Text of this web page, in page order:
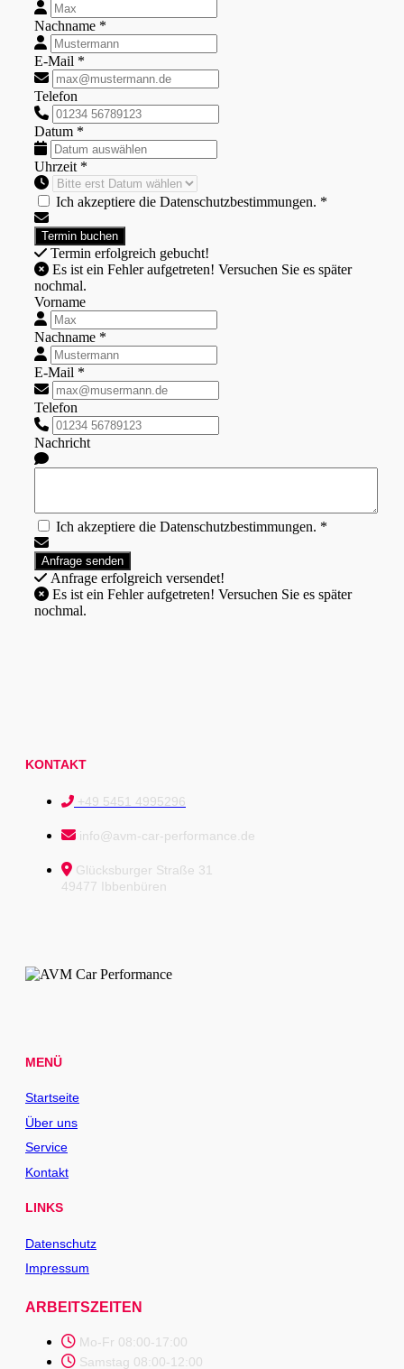
Nachname *
E-Mail *
Telefon
Datum *
Uhrzeit *
Ich akzeptiere die Datenschutzbestimmungen. *
Termin erfolgreich gebucht!
nochmal.
Vorname
Nachname *
E-Mail *
Telefon
Nachricht
Ich akzeptiere die Datenschutzbestimmungen. *
Anfrage erfolgreich versendet!
nochmal.
KONTAKT
+49 5451 4995296
info@avm-car-performance.de
Glücksburger Straße 31
49477 Ibbenbüren
MENÜ
Startseite
Über uns
Service
Kontakt
LINKS
Datenschutz
Impressum
ARBEITSZEITEN
Mo-Fr 08:00-17:00
Samstag 08:00-12:00